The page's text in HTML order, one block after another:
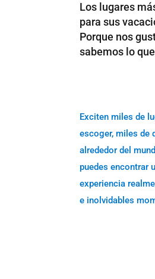
Los lugares
para sus
Porque nos
sabemos lo
Exciten miles de
escoger, miles de
alrededor del
puedes encontrar
experiencia
e inolvidables